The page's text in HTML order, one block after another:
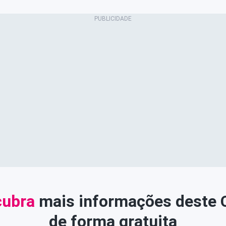
mais informações deste
de forma gratuita